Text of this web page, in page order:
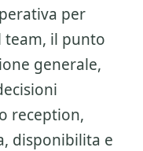
per
team, il punto
generale,
reception,
disponibilita e